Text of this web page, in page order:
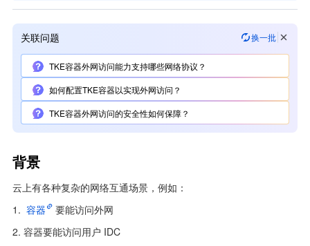
关联问题 换一批
TKE容器外网访问能力支持哪些网络协议？
如何配置TKE容器以实现外网访问？
TKE容器外网访问的安全性如何保障？
背景
云上有各种复杂的网络互通场景，例如：
1. 容器
要能访问外网
2. 容器要能访问用户 IDC